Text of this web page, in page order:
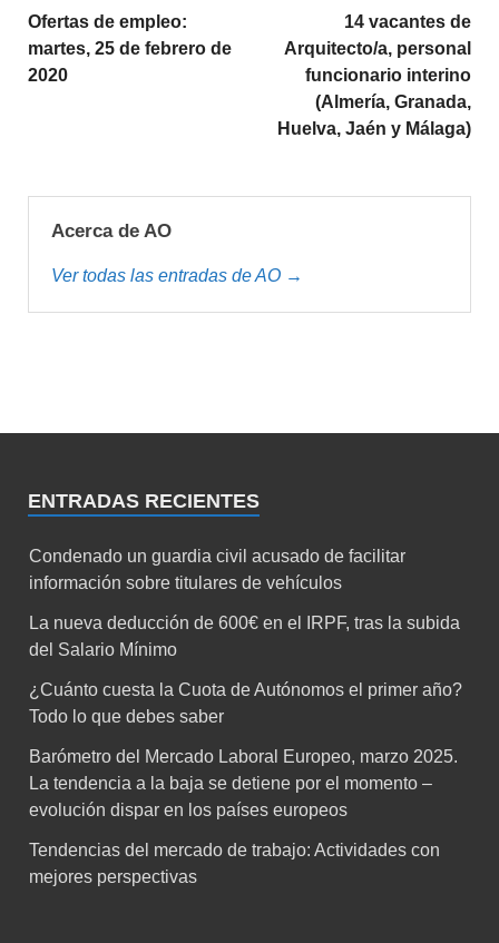
Ofertas de empleo:
martes, 25 de febrero de
2020
14 vacantes de
Arquitecto/a, personal
funcionario interino
(Almería, Granada,
Huelva, Jaén y Málaga)
Acerca de AO
Ver todas las entradas de AO →
ENTRADAS RECIENTES
Condenado un guardia civil acusado de facilitar
información sobre titulares de vehículos
La nueva deducción de 600€ en el IRPF, tras la subida
del Salario Mínimo
¿Cuánto cuesta la Cuota de Autónomos el primer año?
Todo lo que debes saber
Barómetro del Mercado Laboral Europeo, marzo 2025.
La tendencia a la baja se detiene por el momento –
evolución dispar en los países europeos
Tendencias del mercado de trabajo: Actividades con
mejores perspectivas